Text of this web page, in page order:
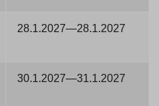
28.1.2027—28.1.2027
30.1.2027—31.1.2027